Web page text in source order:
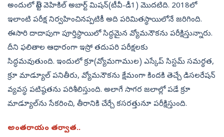
అందులోటెస్ట్‌ వెహికిల్‌ అబార్ట్‌ మిషన్‌(టీవీ-డీ1) మొదటిది. 2018లో
ఇలాంటి పరీక్ష నిర్వహించినప్పటికీ అది పరిమితస్థాయిలోనే జరిగింది.
ఈసారి దాదాపుగా పూర్తిస్థాయిలో సిద్ధమైన వ్యోమనౌకను పరీక్షిస్తున్నారు.
దీని ఫలితాల ఆధారంగా ఇస్రో తదుపరి పరీక్షలకు
సిద్ధమవుతుంది. ఇందులో క్రూ(వ్యోమగాముల) ఎస్కేప్‌ సిస్టమ్‌ సమర్థత,
క్రూ మాడ్యూల్‌ పనితీరు, వ్యోమనౌకను క్షేమంగా కిందకి తెచ్చే డిసలరేషన్‌
వ్యవస్థ పటిష్ఠతను పరిశీలిస్తుంది. అలాగే సాగర జలాల్లో పడే క్రూ
మాడ్యూల్‌ను సేకరించి, తీరానికి చేర్చే కసరత్తునూ పరీక్షిస్తుంది.
అంతరాయం తర్వాత..